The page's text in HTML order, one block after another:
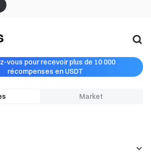
vous pour recevoir plus de 10 000
récompenses en USDT
Market